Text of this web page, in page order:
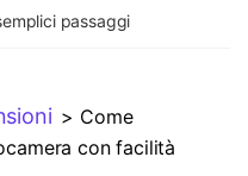
passaggi
> Come
con facilità